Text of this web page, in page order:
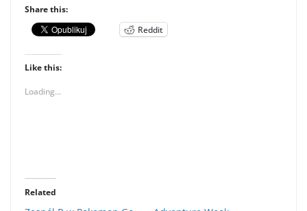
Share this:
Reddit
Like this:
Loading...
Related